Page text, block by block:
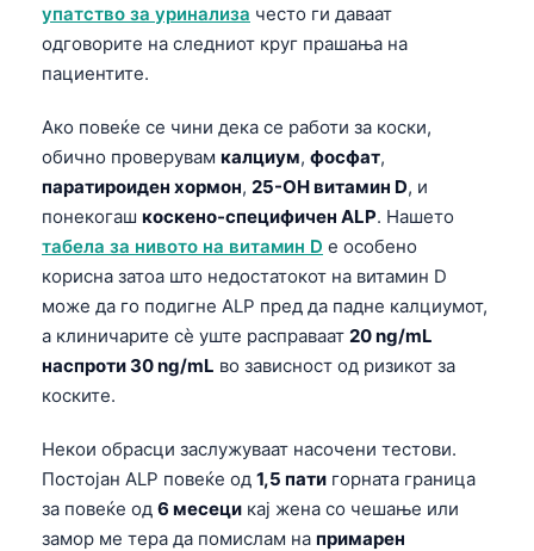
упатство за уринализа често ги даваат
одговорите на следниот круг прашања на
пациентите.
Ако повеќе се чини дека се работи за коски,
обично проверувам калциум, фосфат,
паратироиден хормон, 25-OH витамин D, и
понекогаш коскено-специфичен ALP. Нашето
табела за нивото на витамин D е особено
корисна затоа што недостатокот на витамин D
може да го подигне ALP пред да падне калциумот,
а клиничарите сè уште расправаат 20 ng/mL
наспроти 30 ng/mL во зависност од ризикот за
коските.
Некои обрасци заслужуваат насочени тестови.
Постојан ALP повеќе од 1,5 пати горната граница
за повеќе од 6 месеци кај жена со чешање или
замор ме тера да помислам на примарен
ગુજરાતી
ಕನ್ನಡ
മലയാളം
Tiếng Việt
Tagalog
ไทย
ဗမာစာ
ភាសាខ្មែរ
Kiswahili
Català